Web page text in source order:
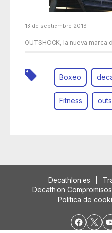
13 de septiembre 2016
OUTSHOCK, la nueva marca
Boxeo
Fitness
Decathlon.es
Decathlon Compromisos
Política de